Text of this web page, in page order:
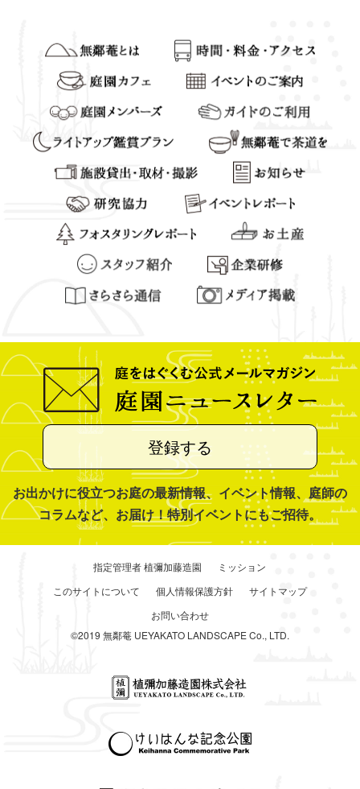
登録する
お出かけに役立つお庭の最新情報、イベント情報、庭師の
コラムなど、お届け！特別イベントにもご招待。
指定管理者 植彌加藤造園
ミッション
このサイトについて
個人情報保護方針
サイトマップ
お問い合わせ
©2019 無鄰菴 UEYAKATO LANDSCAPE Co., LTD.